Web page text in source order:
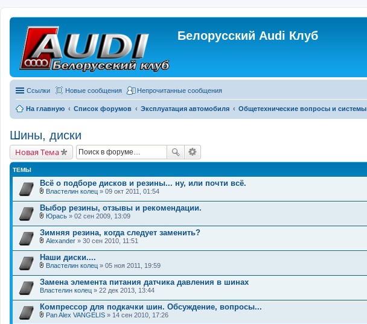
Белорусский Audi Клуб
Ссылки Новые сообщения Непрочитанные сообщения
На главную Список форумов Эксплуатация автомобиля Общетехнические вопросы и системы
Шины, диски
Новая Тема
ТЕМЫ
Всё о подборе дисков и резины... ну, или почти всё.
л
о
ж
е
н
и
Властелин колец » 09 окт 2011, 01:54
Выбор резины, отзывы и рекомендации.
л
о
ж
е
н
и
Юрась » 02 сен 2009, 13:09
Зимняя резина, когда следует заменить?
л
о
ж
е
н
и
Alexander » 30 сен 2010, 11:51
Наши диски....
л
о
ж
е
н
и
Властелин колец » 05 ноя 2011, 19:59
Замена элемента питания датчика давления в шинах
Властелин колец » 22 дек 2013, 13:44
Компрессор для подкачки шин. Обсуждение, вопросы...
Pan Alex VANGELIS » 14 сен 2010, 17:26